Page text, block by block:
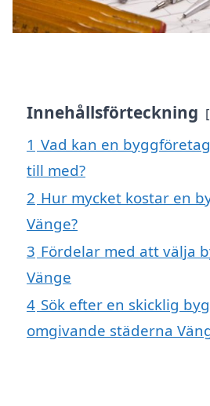
Innehållsförteckning
1 Vad kan en
till med?
2 Hur mycket kostar en
Vänge?
3 Fördelar med att välja
Vänge
4 Sök efter en skicklig
omgivande städerna